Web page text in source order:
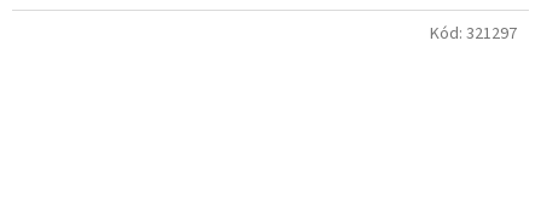
Kód: 321297